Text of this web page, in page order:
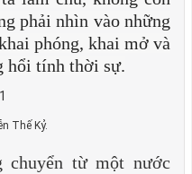
phải nhìn vào những
phóng, khai mở và
hổi tính thời sự.
Thế Kỷ.
chuyển từ một nước